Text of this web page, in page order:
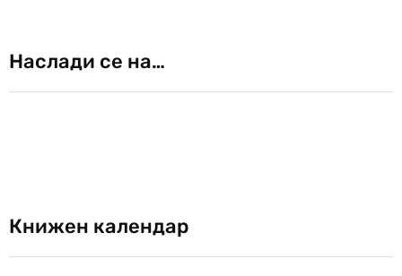
Наслади се на…
Книжен календар